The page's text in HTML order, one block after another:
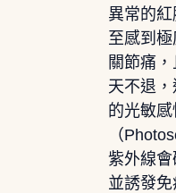
異常的
至感到
關節痛
天不退
的光敏感
（
紫外線
並誘發